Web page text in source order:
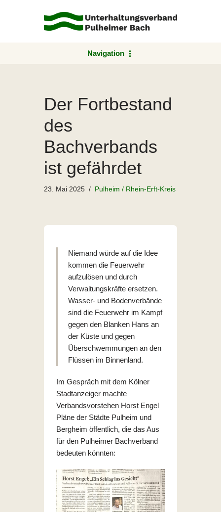
Navigation
Der Fortbestand
des
Bachverbands
ist gefährdet
23. Mai 2025 Pulheim / Rhein-Erft-Kreis
Niemand würde auf die Idee
kommen die Feuerwehr
aufzulösen und durch
Verwaltungskräfte ersetzen.
Wasser- und Bodenverbände
sind die Feuerwehr im Kampf
gegen den Blanken Hans an
der Küste und gegen
Überschwemmungen an den
Flüssen im Binnenland.
Im Gespräch mit dem Kölner
Stadtanzeiger machte
Verbandsvorstehen Horst Engel
Pläne der Städte Pulheim und
Bergheim öffentlich, die das Aus
für den Pulheimer Bachverband
bedeuten könnten: